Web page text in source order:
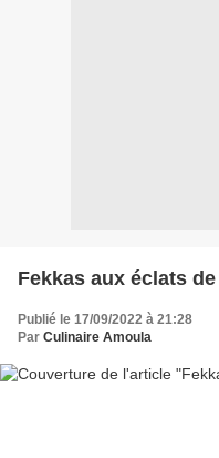
Fekkas aux éclats
Publié le 17/09/2022 à 21:28
Par Culinaire Amoula